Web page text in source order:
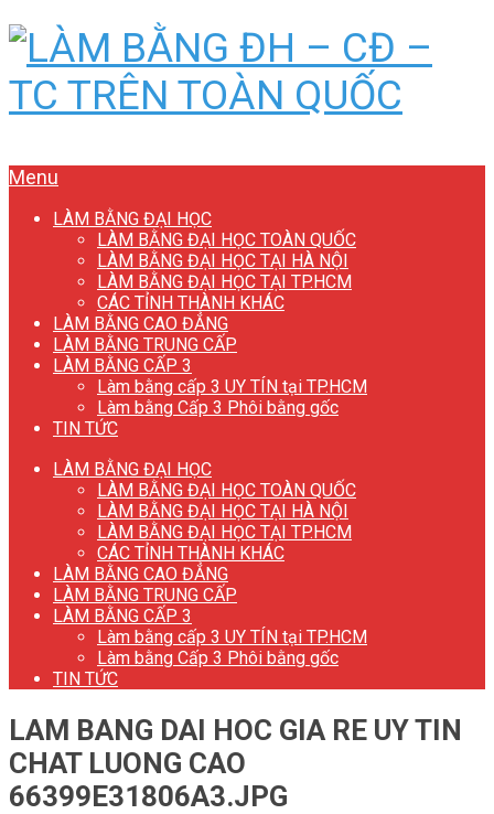
Menu
LÀM BẰNG ĐẠI HỌC
LÀM BẰNG ĐẠI HỌC TOÀN QUỐC
LÀM BẰNG ĐẠI HỌC TẠI HÀ NỘI
LÀM BẰNG ĐẠI HỌC TẠI TP.HCM
CÁC TỈNH THÀNH KHÁC
LÀM BẰNG CAO ĐẲNG
LÀM BẰNG TRUNG CẤP
LÀM BẰNG CẤP 3
Làm bằng cấp 3 UY TÍN tại TP.HCM
Làm bằng Cấp 3 Phôi bằng gốc
TIN TỨC
LÀM BẰNG ĐẠI HỌC
LÀM BẰNG ĐẠI HỌC TOÀN QUỐC
LÀM BẰNG ĐẠI HỌC TẠI HÀ NỘI
LÀM BẰNG ĐẠI HỌC TẠI TP.HCM
CÁC TỈNH THÀNH KHÁC
LÀM BẰNG CAO ĐẲNG
LÀM BẰNG TRUNG CẤP
LÀM BẰNG CẤP 3
Làm bằng cấp 3 UY TÍN tại TP.HCM
Làm bằng Cấp 3 Phôi bằng gốc
TIN TỨC
LAM BANG DAI HOC GIA RE UY TIN
CHAT LUONG CAO
66399E31806A3.JPG